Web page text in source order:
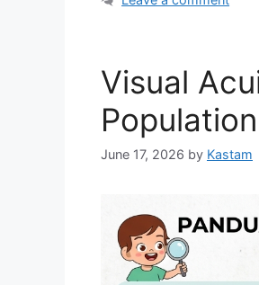
Visual
Population
June 17, 2026 by Kastam